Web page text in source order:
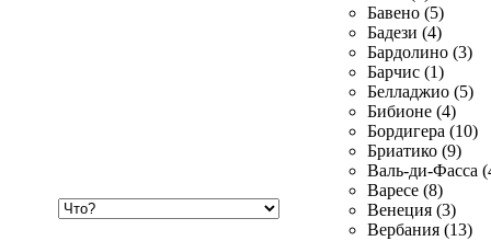
Бавено (5)
Бадези (4)
Бардолино (3)
Барчис (1)
Белладжио (5)
Бибионе (4)
Бордигера (10)
Бриатико (9)
Валь-ди-Фасса
Варесе (8)
Венеция (3)
Вербания (13)